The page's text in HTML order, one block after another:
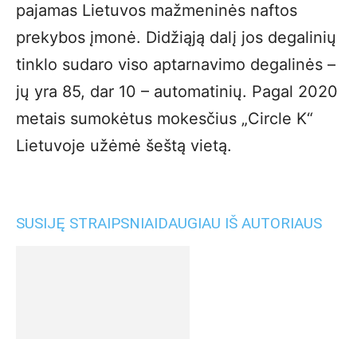
pajamas Lietuvos mažmeninės naftos
prekybos įmonė. Didžiąją dalį jos degalinių
tinklo sudaro viso aptarnavimo degalinės –
jų yra 85, dar 10 – automatinių. Pagal 2020
metais sumokėtus mokesčius „Circle K“
Lietuvoje užėmė šeštą vietą.
SUSIJĘ STRAIPSNIAIDAUGIAU IŠ AUTORIAUS